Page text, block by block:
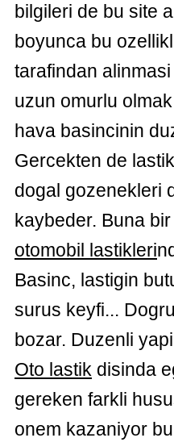
bilgileri de bu site
boyunca bu
tarafindan
uzun omurlu
hava basincinin
Gercekten de
dogal gozenekleri
kaybeder. Buna
otomobil lastikleri
Basinc, lastigin
surus keyfi...
bozar. Duzenli
Oto lastik disinda
gereken farkli
onem kazaniyor